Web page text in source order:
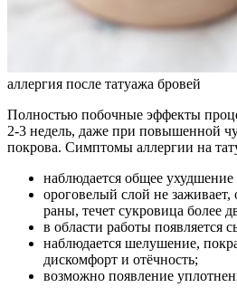
аллергия после татуажа бровей
Полностью побочные эффекты
2-3 недель, даже при повышенной
покрова. Симптомы аллергии на
наблюдается общее
ороговелый слой не
раны, течет сукровица более
в области работы появляется
наблюдается шелушение,
дискомфорт и отёчность;
возможно появление